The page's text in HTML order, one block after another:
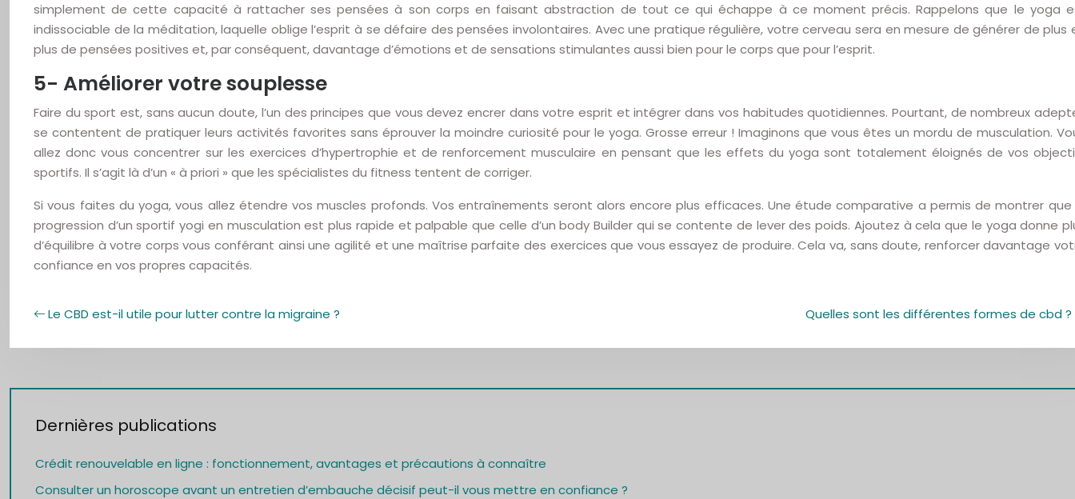
simplement de cette capacité à rattacher ses pensées à son corps en faisant abstraction de tout ce qui échappe à ce moment précis. Rappelons que le yoga
indissociable de la méditation, laquelle oblige l’esprit à se défaire des pensées involontaires. Avec une pratique régulière, votre cerveau sera en mesure de générer de plus
plus de pensées positives et, par conséquent, davantage d’émotions et de sensations stimulantes aussi bien pour le corps que pour l’esprit.
5- Améliorer votre souplesse
Faire du sport est, sans aucun doute, l’un des principes que vous devez encrer dans votre esprit et intégrer dans vos habitudes quotidiennes. Pourtant, de nombreux
se contentent de pratiquer leurs activités favorites sans éprouver la moindre curiosité pour le yoga. Grosse erreur ! Imaginons que vous êtes un mordu de musculation.
allez donc vous concentrer sur les exercices d’hypertrophie et de renforcement musculaire en pensant que les effets du yoga sont totalement éloignés de vos
sportifs. Il s’agit là d’un « à priori » que les spécialistes du fitness tentent de corriger.
Si vous faites du yoga, vous allez étendre vos muscles profonds. Vos entraînements seront alors encore plus efficaces. Une étude comparative a permis de montrer que
progression d’un sportif yogi en musculation est plus rapide et palpable que celle d’un body Builder qui se contente de lever des poids. Ajoutez à cela que le yoga donne
d’équilibre à votre corps vous conférant ainsi une agilité et une maîtrise parfaite des exercices que vous essayez de produire. Cela va, sans doute, renforcer davantage
confiance en vos propres capacités.
Le CBD est-il utile pour lutter contre la migraine ? Quelles sont les différentes formes de cbd ?
Dernières publications
Crédit renouvelable en ligne : fonctionnement, avantages et précautions à connaître
Consulter un horoscope avant un entretien d’embauche décisif peut-il vous mettre en confiance ?